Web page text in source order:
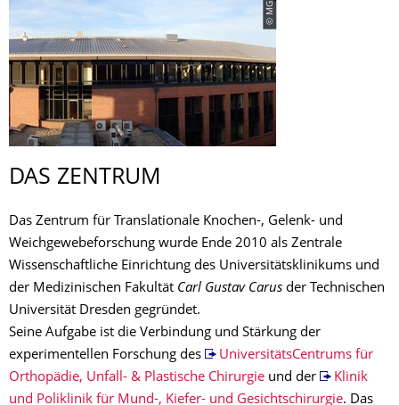
© MG
DAS ZENTRUM
Das Zentrum für Translationale Knochen-, Gelenk- und
Weichgewebeforschung wurde Ende 2010 als Zentrale
Wissenschaftliche Einrichtung des Universitätsklinikums und
der Medizinischen Fakultät Carl Gustav Carus der Technischen
Universität Dresden gegründet.
Seine Aufgabe ist die Verbindung und Stärkung der
experimentellen Forschung des
UniversitätsCentrums für
Orthopädie, Unfall- & Plastische Chirurgie und der
Klinik
und Poliklinik für Mund-, Kiefer- und Gesichtschirurgie. Das